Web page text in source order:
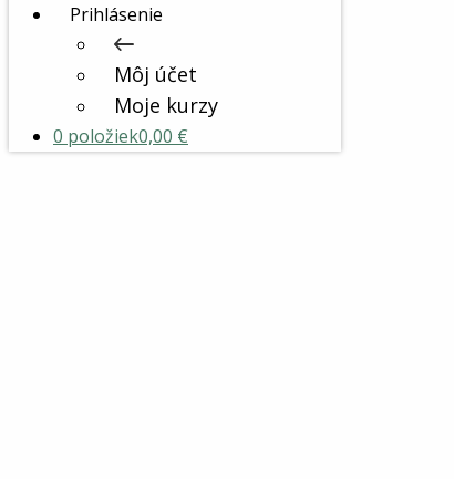
Prihlásenie
Môj účet
Moje kurzy
0 položiek0,00 €